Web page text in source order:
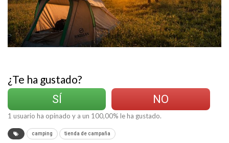
¿Te ha gustado?
SÍ
NO
1 usuario ha opinado y a un 100,00% le ha gustado.
camping tienda de campaña